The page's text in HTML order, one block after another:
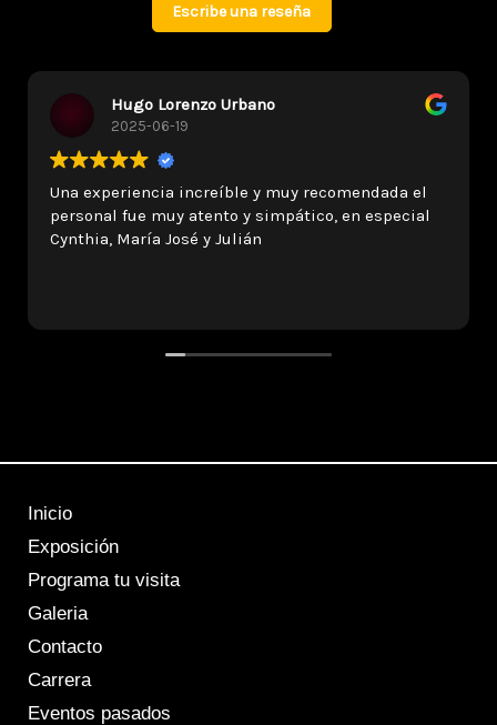
Escribe una reseña
Hugo Lorenzo Urbano
2025-06-19
Una experiencia increíble y muy recomendada el
personal fue muy atento y simpático, en especial
Cynthia, María José y Julián
Inicio
Exposición
Programa tu visita
Galeria
Contacto
Carrera
Eventos pasados